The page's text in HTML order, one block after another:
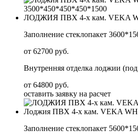
ЛОДЖИЯ ПВХ 4-х кам. VEKA
Заполнение стеклопакет
от 62700 руб.
Внутренняя отделка лоджии
от 64800 руб.
оставить заявку на расчет
Лоджия ПВХ 4-х кам. VEKA
Заполнение стеклопакет